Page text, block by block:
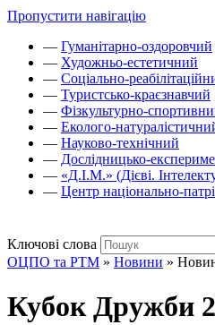
Пропустити навігацію
— Гуманітарно-оздоровчий
— Художньо-естетичний
— Соціально-
— Туристсько-краєзнавчий
— Фізкультурно-
— Еколого-
— Науково-технічний
— Дослідницько-
— «Д.І.М.» (Дієві.
— Центр національно-
Ключові слова
ОЦПО та РТМ » Новини »
Кубок Дружби